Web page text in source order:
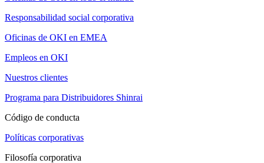
Responsabilidad social corporativa
Oficinas de OKI en EMEA
Empleos en OKI
Nuestros clientes
Programa para Distribuidores Shinrai
Código de conducta
Políticas corporativas
Filosofía corporativa